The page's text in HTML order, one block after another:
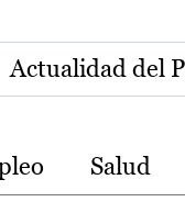
Actualidad del
Salud